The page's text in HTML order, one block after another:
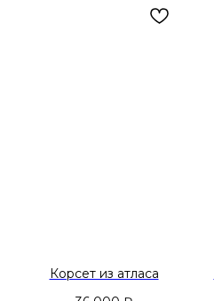
Корсет из атласа